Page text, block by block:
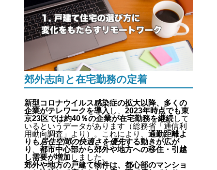
郊外志向と在宅勤務の定着
新型コロナウイルス感染症の拡大以降、多くの
企業がテレワークを導入 し、 2023年時点でも東
京23区では約40％の企業が在宅勤務を継続して
いるというデータがあります（総務省「通信利
用動向調査」より）。これにより、 通勤距離よ
りも 居住空間の快適さを優先する動きが広が
り
都市中心部から郊外や地方への移住・引越
し需要が増加 しました。
郊外や地方の戸建て物件は、都心部のマンショ